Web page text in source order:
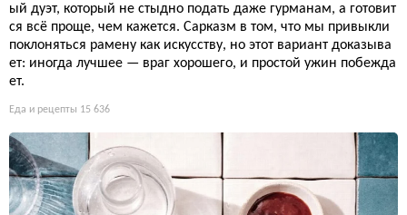
ый дуэт, который не стыдно подать даже гурманам, а готовит
ся всё проще, чем кажется. Сарказм в том, что мы привыкли
поклоняться рамену как искусству, но этот вариант доказыва
ет: иногда лучшее — враг хорошего, и простой ужин побежда
ет.
Еда и рецепты 15 636